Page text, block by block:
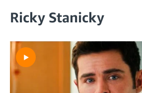
Ricky Stanicky